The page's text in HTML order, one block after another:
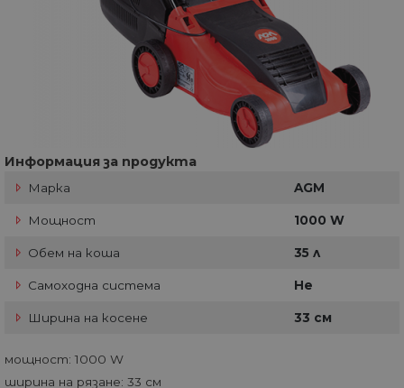
Информация за продукта
Марка AGM
Мощност 1000 W
Обем на коша 35 л
Самоходна система Не
Ширина на косене 33 см
мощност: 1000 W
ширина на рязане: 33 см